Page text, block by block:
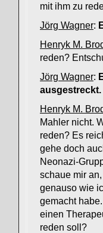
mit ihm zu
Jörg Wagner:
Henryk M.
reden?
Jörg Wagner:
ausgestreckt.
Henryk M.
Mahler nicht.
reden? Es
gehe doch
Neonazi-
schaue mir
genauso wie
gemacht
einen
reden soll?